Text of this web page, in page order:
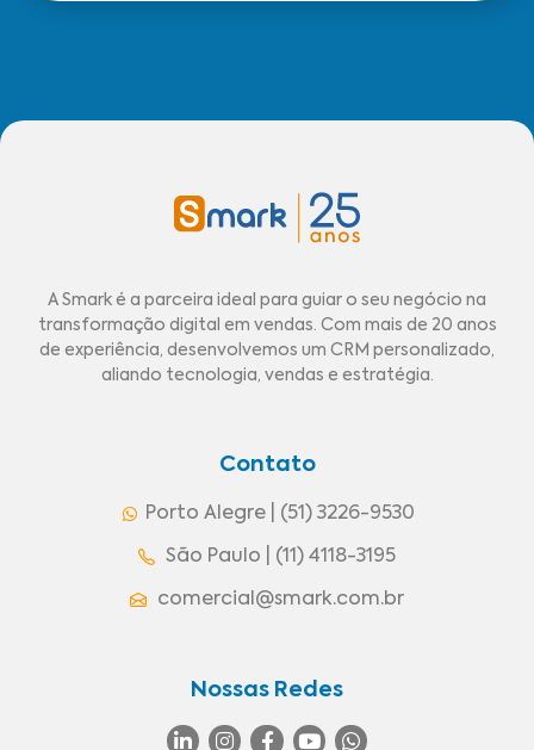
A Smark é a parceira ideal para guiar o seu negócio na
transformação digital em vendas. Com mais de 20 anos
de experiência, desenvolvemos um CRM personalizado,
aliando tecnologia, vendas e estratégia.
Contato
Porto Alegre | (51) 3226-9530
São Paulo | (11) 4118-3195
comercial@smark.com.br
Nossas Redes